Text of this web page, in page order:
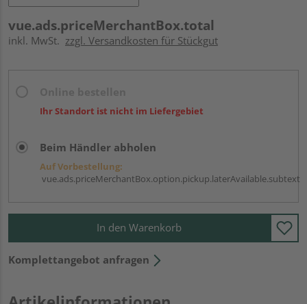
vue.ads.priceMerchantBox.total
inkl. MwSt. zzgl. Versandkosten für Stückgut
Ihr Standort ist nicht im Liefergebiet
Beim Händler abholen
Auf Vorbestellung:
vue.ads.priceMerchantBox.option.pickup.laterAvailable.subtext
In den Warenkorb
Komplettangebot anfragen